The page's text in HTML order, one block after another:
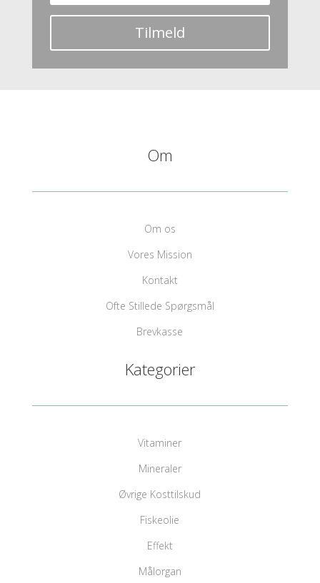
Tilmeld
Om
Om os
Vores Mission
Kontakt
Ofte Stillede Spørgsmål
Brevkasse
Kategorier
Vitaminer
Mineraler
Øvrige Kosttilskud
Fiskeolie
Effekt
Målorgan